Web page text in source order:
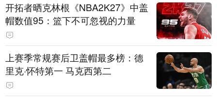
开拓者晒克林根《NBA2K27》中盖
帽数值95：篮下不可忽视的力量
上赛季常规赛后卫盖帽最多榜：德
里克·怀特第一 马克西第二